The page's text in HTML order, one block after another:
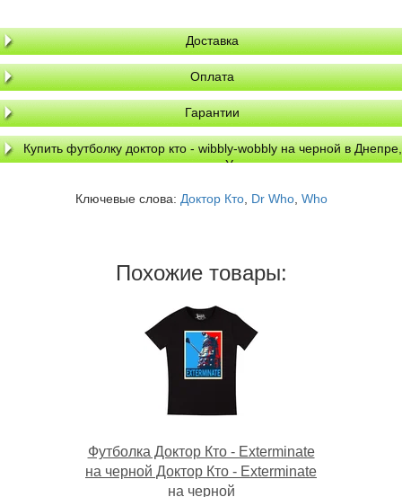
Доставка
Оплата
Гарантии
Купить футболку доктор кто - wibbly-wobbly на черной в Днепре,
доставка по Украине
Ключевые слова: Доктор Кто, Dr Who, Who
Похожие товары:
Футболка Доктор Кто - Exterminate
на черной Доктор Кто - Exterminate
на черной